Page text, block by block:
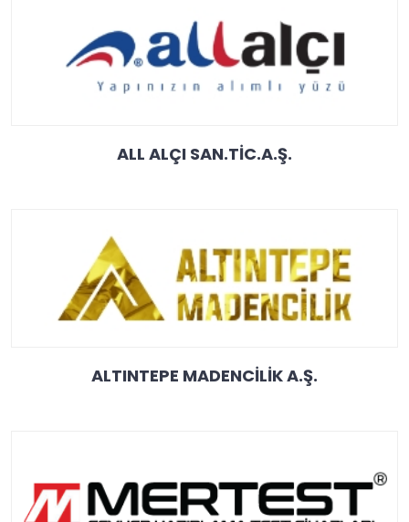
ALL ALÇI SAN.TİC.A.Ş.
ALTINTEPE MADENCİLİK A.Ş.